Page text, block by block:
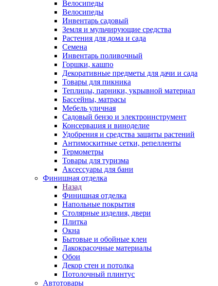
Велосипеды
Велосипеды
Инвентарь садовый
Земля и мульчирующие средства
Растения для дома и сада
Семена
Инвентарь поливочный
Горшки, кашпо
Декоративные предметы для дачи и сада
Товары для пикника
Теплицы, парники, укрывной материал
Бассейны, матрасы
Мебель уличная
Садовый бензо и электроинструмент
Консервация и виноделие
Удобрения и средства защиты растений
Антимоскитные сетки, репелленты
Термометры
Товары для туризма
Аксессуары для бани
Финишная отделка
Назад
Финишная отделка
Напольные покрытия
Столярные изделия, двери
Плитка
Окна
Бытовые и обойные клеи
Лакокрасочные материалы
Обои
Декор стен и потолка
Потолочный плинтус
Автотовары